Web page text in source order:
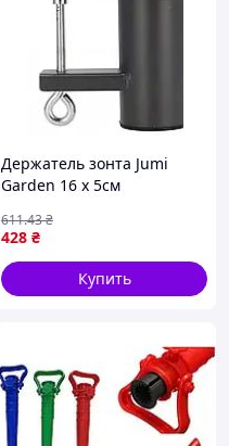
Держатель зонта Jumi
Garden 16 х 5см
428 ₴
611.43₴
Купить